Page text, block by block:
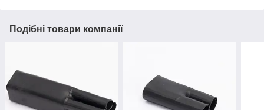
Подібні товари компанії